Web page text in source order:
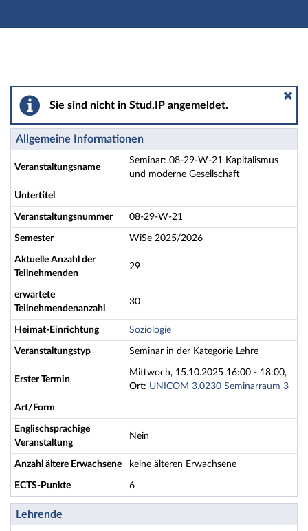
Hauptnavigation
Seminar: 08-29-W-21 Kapitalismus und moderne
Sie sind nicht in Stud.IP angemeldet.
Allgemeine Informationen
Veranstaltungsname
Seminar: 08-29-W-21 Kapitalismus
und moderne Gesellschaft
Untertitel
Veranstaltungsnummer 08-29-W-21
Semester WiSe 2025/2026
Aktuelle Anzahl der
Teilnehmenden
29
erwartete
Teilnehmendenanzahl
30
Heimat-Einrichtung Soziologie
Veranstaltungstyp Seminar in der Kategorie Lehre
Erster Termin
Mittwoch, 15.10.2025 16:00 - 18:00,
Ort: UNICOM 3.0230 Seminarraum 3
Art/Form
Englischsprachige
Veranstaltung
Nein
Anzahl ältere Erwachsene keine älteren Erwachsene
ECTS-Punkte 6
Lehrende